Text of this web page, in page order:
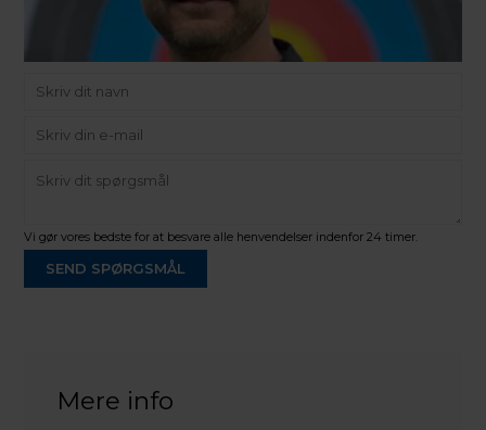
Sjælland
Vi gør vores bedste for at besvare alle henvendelser indenfor 24 timer.
SEND SPØRGSMÅL
Mere info